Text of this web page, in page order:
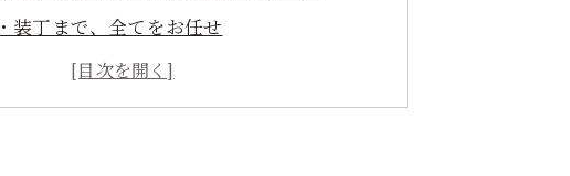
装丁まで、全てをお任せ
ら販売まで、クオリティの高い出版を実現
ンディングまで幅広くサポート